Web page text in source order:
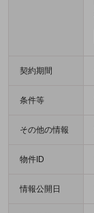
契約期間
条件等
その他の情報
物件ID
情報公開日